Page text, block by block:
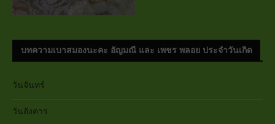
บทความเบาสมองนะคะ อัญมณี และ เพชร พลอย ประจำวันเกิด
วันจันทร์
วันอังคาร